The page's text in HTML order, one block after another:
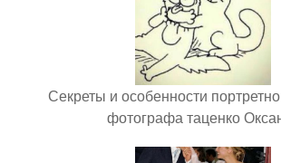
Секреты и особенности
фотографа таценко